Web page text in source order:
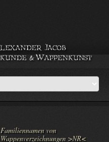
Familiennamen von
Wappenverzeichnungen >NR<